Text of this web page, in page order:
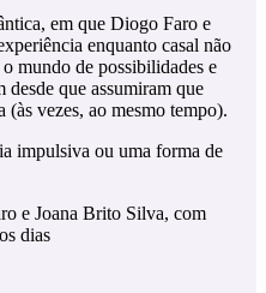
em que Diogo Faro e
enquanto casal não
mundo de possibilidades e
desde que assumiram que
(às vezes, ao mesmo tempo).
impulsiva ou uma forma de
e Joana Brito Silva, com
dias